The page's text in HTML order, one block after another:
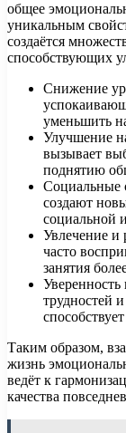
общее
уникальным
создаётся
способствующих
Снижение
уменьшить
Улучшение
вызывает
поднятию
Социальные
создают
социальной
Увлечение и
часто
занятия
Уверенность
трудностей
Таким образом,
жизнь
ведёт к
качества